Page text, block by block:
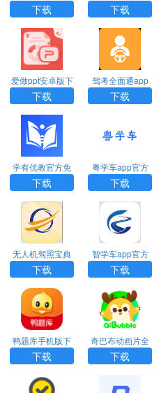
载官方原版
下载
载
下载
爱做ppt安卓版下
载
下载
驾考全面通app
免费下载
下载
学有优教官方免
费正版下载
下载
粤学车app官方
免费下载
下载
无人机驾照宝典
下载最新版
下载
智学车app官方
下载
下载
鸭题库手机版下
载
下载
奇巴布动画片全
集免费版本下载
下载